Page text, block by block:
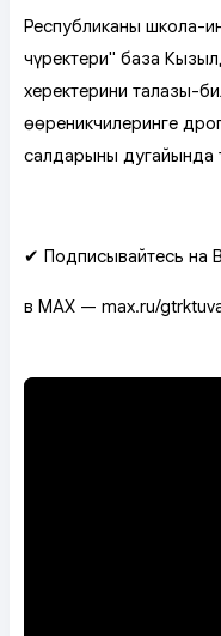
Республиканың школа-
чүректери" база
херектериниң талазы-
өөреникчилеринге
салдарының
✔ Подписывайтесь на
в MAX — max.ru/